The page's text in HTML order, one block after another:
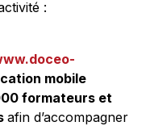
:
mobile
formateurs et
afin d’accompagner